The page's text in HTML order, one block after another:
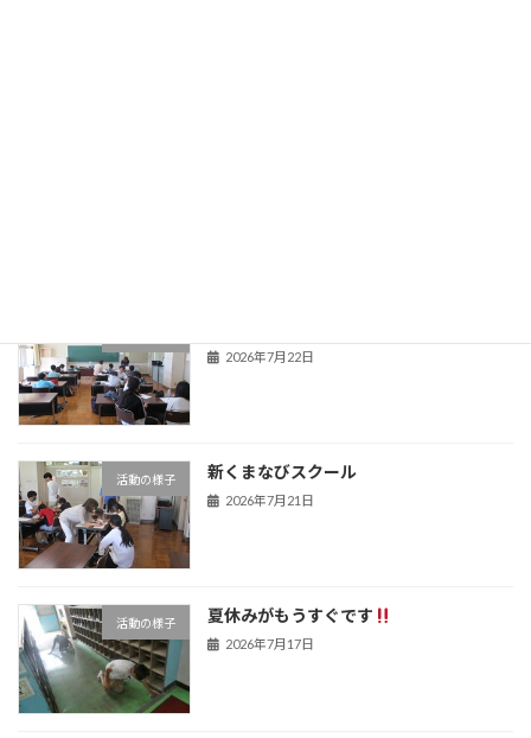
2026年7月22日
活動の様子 新くまなびスクール
2026年7月21日
活動の様子 夏休みがもうすぐです
2026年7月17日